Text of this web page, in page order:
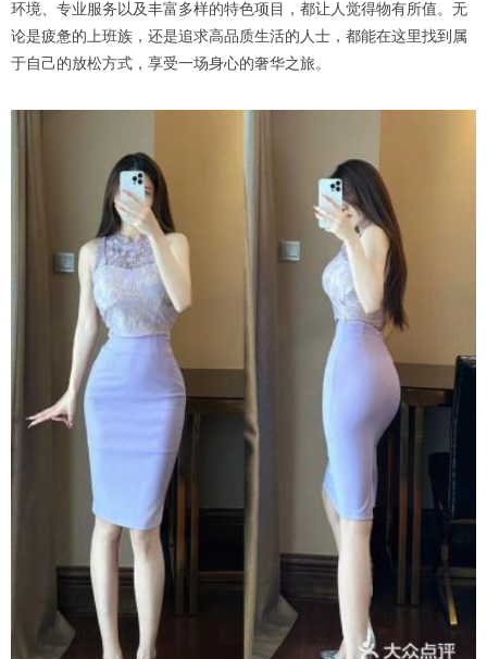
环境、专业服务以及丰富多样的特色项目，都让人觉得物有所值。无
论是疲惫的上班族，还是追求高品质生活的人士，都能在这里找到属
于自己的放松方式，享受一场身心的奢华之旅。